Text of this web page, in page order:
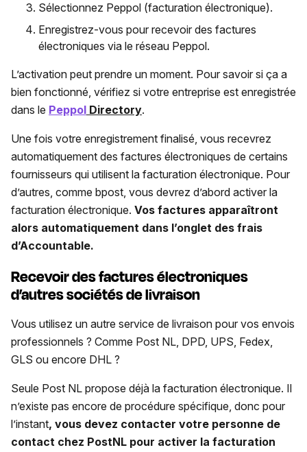
Sélectionnez Peppol (facturation électronique).
Enregistrez-vous pour recevoir des factures
électroniques via le réseau Peppol.
L’activation peut prendre un moment. Pour savoir si ça a
bien fonctionné, vérifiez si votre entreprise est enregistrée
dans le Peppol Directory.
Une fois votre enregistrement finalisé, vous recevrez
automatiquement des factures électroniques de certains
fournisseurs qui utilisent la facturation électronique. Pour
d’autres, comme bpost, vous devrez d’abord activer la
facturation électronique. Vos factures apparaîtront
alors automatiquement dans l’onglet des frais
d’Accountable.
Recevoir des factures électroniques
d’autres sociétés de livraison
Vous utilisez un autre service de livraison pour vos envois
professionnels ? Comme Post NL, DPD, UPS, Fedex,
GLS ou encore DHL ?
Seule Post NL propose déjà la facturation électronique. Il
n’existe pas encore de procédure spécifique, donc pour
l’instant, vous devez contacter votre personne de
contact chez PostNL pour activer la facturation